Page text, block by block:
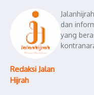
Redaksi Jalan
Hijrah
dan
yang